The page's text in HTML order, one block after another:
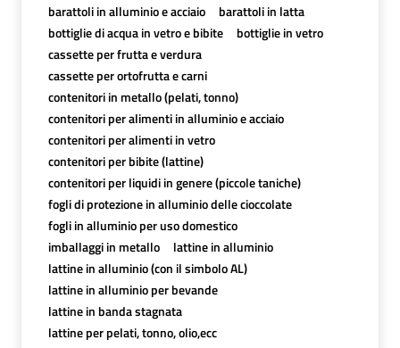
barattoli in alluminio e acciaio
barattoli in latta
bottiglie di acqua in vetro e bibite
bottiglie in vetro
cassette per frutta e verdura
cassette per ortofrutta e carni
contenitori in metallo (pelati, tonno)
contenitori per alimenti in alluminio e acciaio
contenitori per alimenti in vetro
contenitori per bibite (lattine)
contenitori per liquidi in genere (piccole taniche)
fogli di protezione in alluminio delle cioccolate
fogli in alluminio per uso domestico
imballaggi in metallo
lattine in alluminio
lattine in alluminio (con il simbolo AL)
lattine in alluminio per bevande
lattine in banda stagnata
lattine per pelati, tonno, olio,ecc